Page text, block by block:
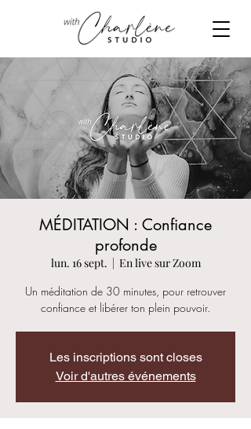
MÉDITATION : Confiance
profonde
lun. 16 sept.
  |
En live sur Zoom
Un méditation de 30 minutes, pour retrouver
confiance et libérer ton plein pouvoir.
Les inscriptions sont closes
Voir d'autres événements